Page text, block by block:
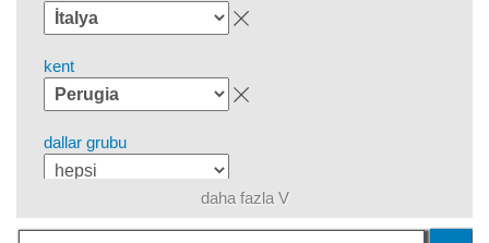
kent
dallar grubu
dil
daha fazla V